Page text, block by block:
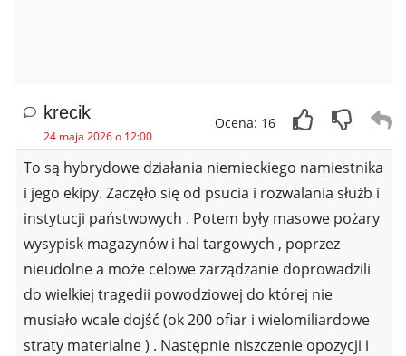
krecik
24 maja 2026 o 12:00
Ocena: 16
To są hybrydowe działania niemieckiego namiestnika
i jego ekipy. Zaczęło się od psucia i rozwalania służb i
instytucji państwowych . Potem były masowe pożary
wysypisk magazynów i hal targowych , poprzez
nieudolne a może celowe zarządzanie doprowadzili
do wielkiej tragedii powodziowej do której nie
musiało wcale dojść (ok 200 ofiar i wielomiliardowe
straty materialne ) . Następnie niszczenie opozycji i